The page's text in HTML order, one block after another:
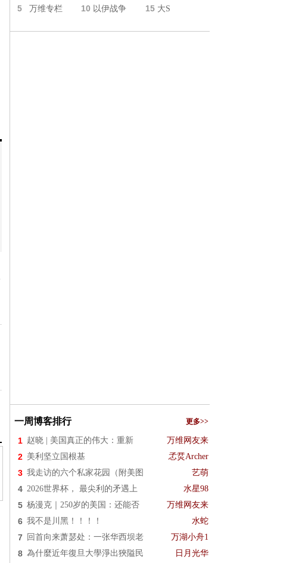
5 万维专栏 10 以伊战争 15 大S
一周博客排行 更多>>
1 赵晓 | 美国真正的伟大：重新 万维网友来
2 美利坚立国根基 孞烎Archer
3 我走访的六个私家花园（附美图 艺萌
4 2026世界杯， 最尖利的矛遇上 水星98
5 杨漫克｜250岁的美国：还能否 万维网友来
6 我不是川黑！！！！ 水蛇
7 回首向来萧瑟处：一张华西坝老 万湖小舟1
8 為什麼近年復旦大學淨出狹隘民 日月光华